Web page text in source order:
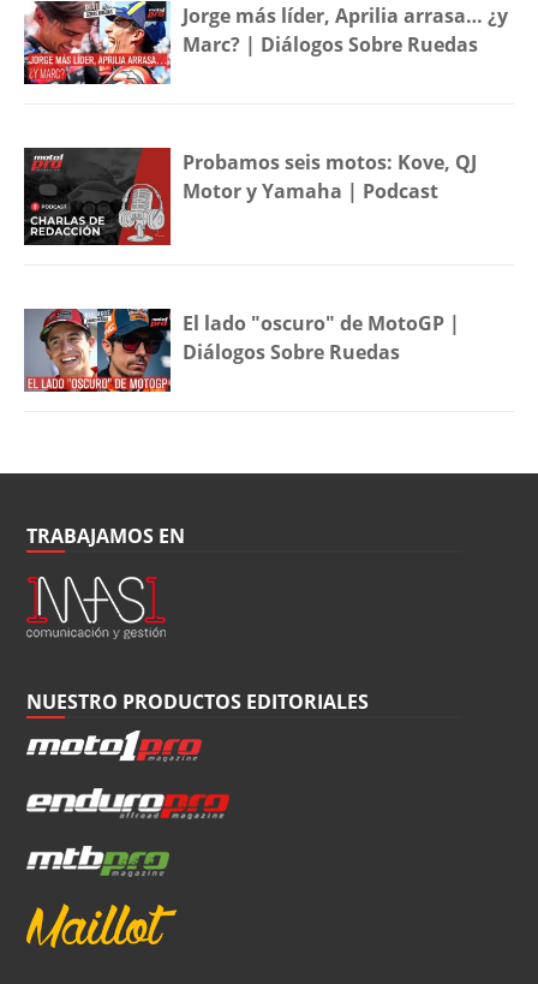
Jorge más líder, Aprilia arrasa… ¿y
Marc? | Diálogos Sobre Ruedas
Probamos seis motos: Kove, QJ
Motor y Yamaha | Podcast
El lado "oscuro" de MotoGP |
Diálogos Sobre Ruedas
TRABAJAMOS EN
NUESTRO PRODUCTOS EDITORIALES